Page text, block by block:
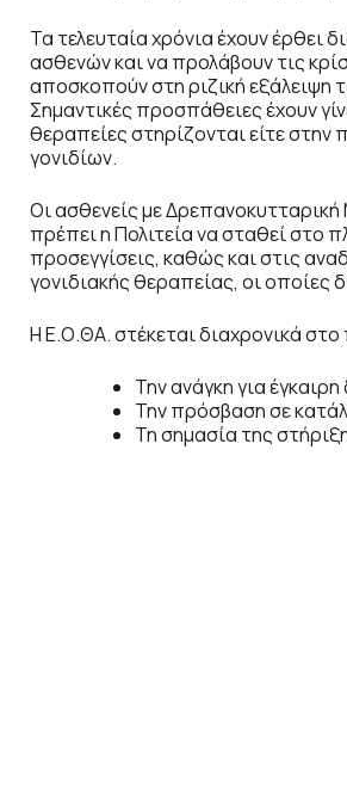
Τα τελευταία χρόνια έχουν
ασθενών και να προλάβουν τις
αποσκοπούν στη ριζική εξάλειψη
Σημαντικές προσπάθειες έχουν
θεραπείες στηρίζονται είτε
γονιδίων.
Οι ασθενείς με
πρέπει η Πολιτεία να σταθεί στο
προσεγγίσεις, καθώς και στις
γονιδιακής θεραπείας, οι οποίες
Η Ε.Ο.ΘΑ. στέκεται διαχρονικά
Την ανάγκη για
Την πρόσβαση σε
Τη σημασία της